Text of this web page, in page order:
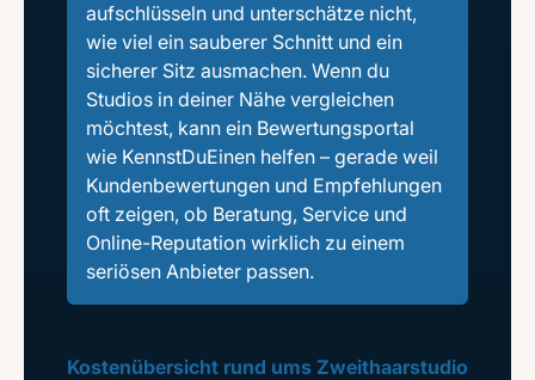
aufschlüsseln und unterschätze nicht,
wie viel ein sauberer Schnitt und ein
sicherer Sitz ausmachen. Wenn du
Studios in deiner Nähe vergleichen
möchtest, kann ein Bewertungsportal
wie KennstDuEinen helfen – gerade weil
Kundenbewertungen und Empfehlungen
oft zeigen, ob Beratung, Service und
Online-Reputation wirklich zu einem
seriösen Anbieter passen.
Kostenübersicht rund ums Zweithaarstudio